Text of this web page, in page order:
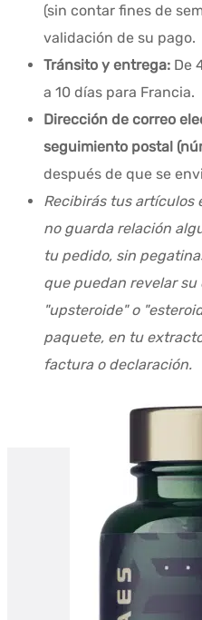
(sin contar fines de
validación de su pago.
Tránsito y entrega: De
a 10 días para Francia.
Dirección de correo
seguimiento postal
después de que se
Recibirás tus artículos
no guarda relación
tu pedido, sin
que puedan revelar
"upsteroide" o
paquete, en tu
factura o declaración.